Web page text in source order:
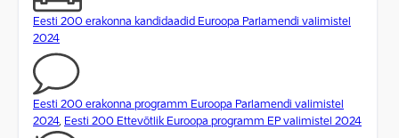
Eesti 200 erakonna kandidaadid Euroopa Parlamendi valimistel
2024
Eesti 200 erakonna programm Euroopa Parlamendi valimistel
2024, Eesti 200 Ettevõtlik Euroopa programm EP valimistel 2024